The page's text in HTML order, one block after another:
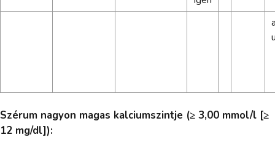
Szérum nagyon magas kalciumszintje (≥ 3,00 mmol/l [≥
12 mg/dl]):